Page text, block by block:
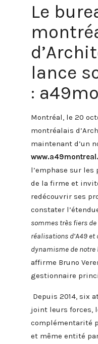
Le
lance
:
Montréal, le 20
montréalais
maintenant d’un
l’emphase sur
de la firme et
redécouvrir ses
constater
sommes très fiers
réalisations d’A49
dynamisme de
affirme Bruno
gestionnaire
Depuis 2014, six
joint leurs forces,
complémentarité
et même entité